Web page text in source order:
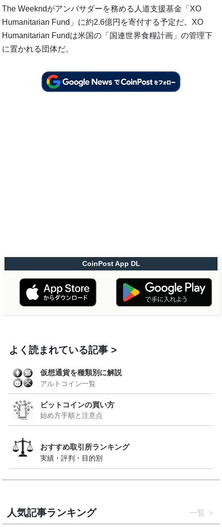
The Weekndがアンバサダーを務める人道支援基金「XO
Humanitarian Fund」に約2.6億円を寄付する予定だ。XO
Humanitarian Fundは米国の「国連世界食糧計画」の管理下
に置かれる団体だ。
CoinPost App DL
よく読まれている記事
仮想通貨を種類別に解説
アルトコイン一覧
ビットコインの買い方
始め方手順と注意点
おすすめ取引所ランキング
実績・評判・目的別
人気記事ランキング 一覧